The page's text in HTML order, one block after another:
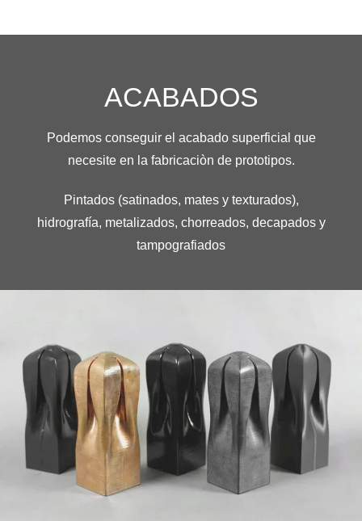
ACABADOS
Podemos conseguir el acabado superficial que
necesite en la fabricaciòn de prototipos.
Pintados (satinados, mates y texturados),
hidrografía, metalizados, chorreados, decapados y
tampografiados